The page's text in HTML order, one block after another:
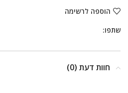
הוספה לרשימה
שתפו:
חוות דעת (0)